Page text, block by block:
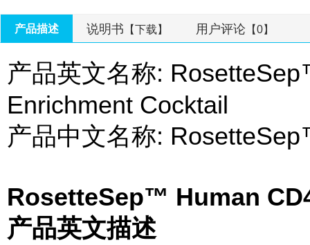
产品描述 说明书 【下载】 用户评论 【0】
产品英文名称:
Enrichment Cocktail
产品中文名称:
RosetteSep™ Human
产品英文描述